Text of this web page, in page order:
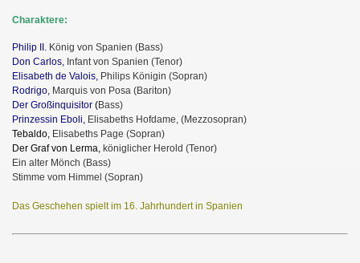
Charaktere:
Philip II. König von Spanien (Bass)
Don Carlos, Infant von Spanien (Tenor)
Elisabeth de Valois, Philips Königin (Sopran)
Rodrigo, Marquis von Posa (Bariton)
Der Großinquisitor (Bass)
Prinzessin Eboli, Elisabeths Hofdame, (Mezzosopran)
Tebaldo, Elisabeths Page (Sopran)
Der Graf von Lerma, königlicher Herold (Tenor)
Ein alter Mönch (Bass)
Stimme vom Himmel (Sopran)
Das Geschehen spielt im 16. Jahrhundert in Spanien